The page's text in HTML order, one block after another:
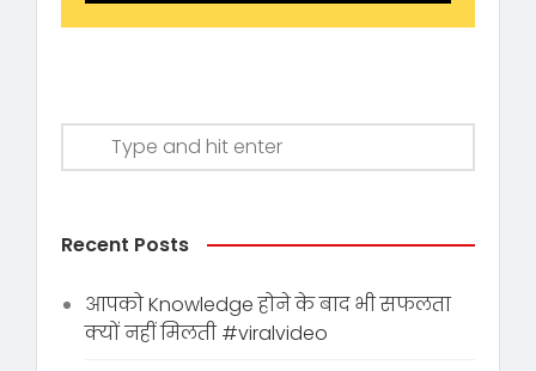
Recent Posts
आपको Knowledge होने के बाद भी सफलता
क्यों नहीं मिलती #viralvideo